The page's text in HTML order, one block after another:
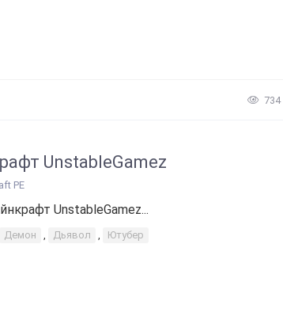
734
UnstableGamez
PE
UnstableGamez...
Демон , Дьявол , Ютубер